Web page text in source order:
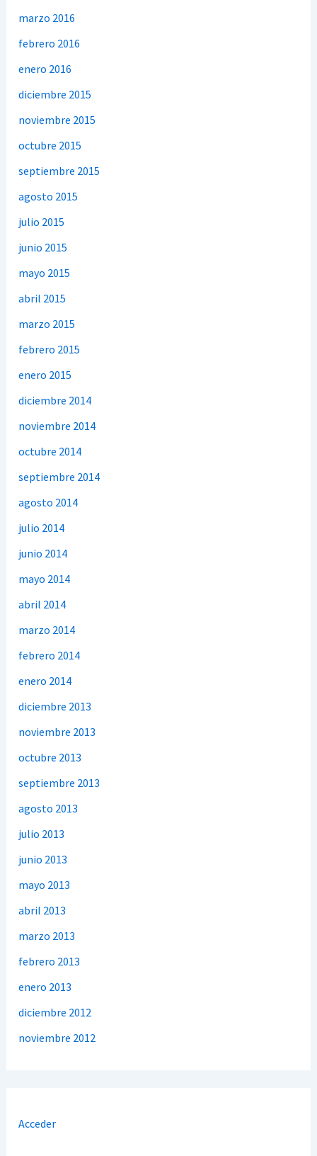
marzo 2016
febrero 2016
enero 2016
diciembre 2015
noviembre 2015
octubre 2015
septiembre 2015
agosto 2015
julio 2015
junio 2015
mayo 2015
abril 2015
marzo 2015
febrero 2015
enero 2015
diciembre 2014
noviembre 2014
octubre 2014
septiembre 2014
agosto 2014
julio 2014
junio 2014
mayo 2014
abril 2014
marzo 2014
febrero 2014
enero 2014
diciembre 2013
noviembre 2013
octubre 2013
septiembre 2013
agosto 2013
julio 2013
junio 2013
mayo 2013
abril 2013
marzo 2013
febrero 2013
enero 2013
diciembre 2012
noviembre 2012
Acceder